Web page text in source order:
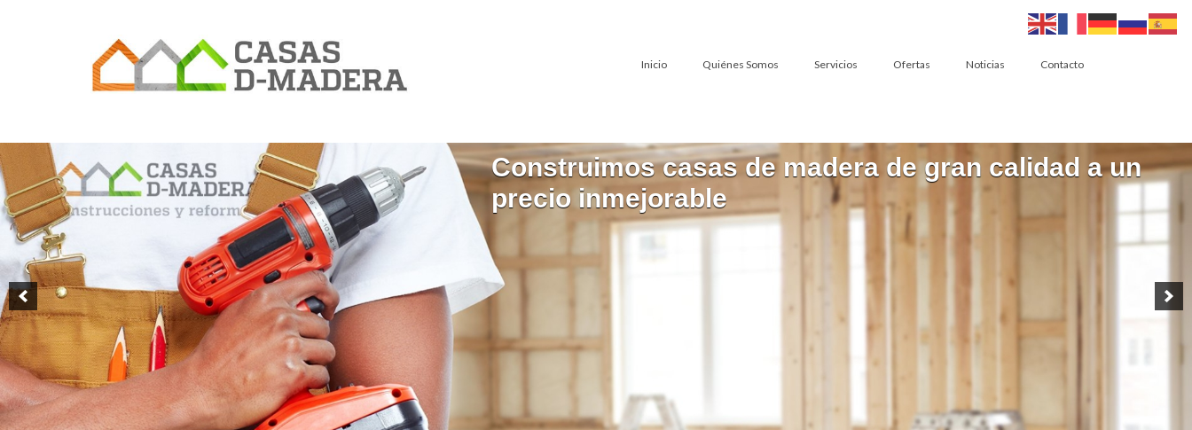
Inicio Quiénes Somos Servicios Ofertas Noticias Contacto
Construimos casas de madera de gran calidad a un
precio inmejorable
Construimos el hogar que se adapta a cada persona